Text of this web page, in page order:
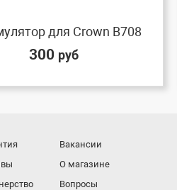
для Crown B708
300 руб
Вакансии
О магазине
Вопросы